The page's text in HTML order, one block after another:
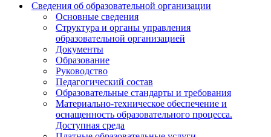
Сведения об образовательной организации
Основные сведения
Структура и органы управления
образовательной организацией
Документы
Образование
Руководство
Педагогический состав
Образовательные стандарты и требования
Материально-техническое обеспечение и
оснащенность образовательного процесса.
Доступная среда